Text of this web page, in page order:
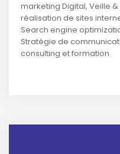
marketing Digital, Veille
réalisation de sites
Search engine
Stratégie de
consulting et formation.